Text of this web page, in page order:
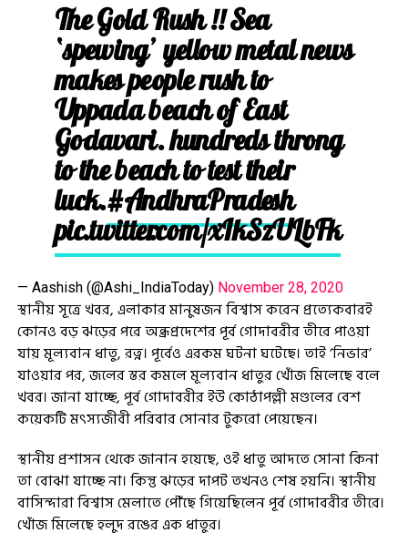
The Gold Rush !! Sea
‘spewing’ yellow metal news
makes people rush to
Uppada beach of East
Godavari. hundreds throng
to the beach to test their
luck.#AndhraPradesh
pic.twitter.com/xIkSzULbFk
— Aashish (@Ashi_IndiaToday) November 28, 2020
স্থানীয় সূত্রে খবর, এলাকার মানুষজন বিশ্বাস করেন প্রত্যেকবারই
কোনও বড় ঝড়ের পরে অন্ধ্রপ্রদেশের পূর্ব গোদাবরীর তীরে পাওয়া
যায় মূল্যবান ধাতু, রত্ন। পূর্বেও এরকম ঘটনা ঘটেছে। তাই ‘নিভার’
যাওয়ার পর, জলের স্তর কমলে মূল্যবান ধাতুর খোঁজ মিলেছে বলে
খবর। জানা যাচ্ছে, পূর্ব গোদাবরীর ইউ কোঠাপল্লী মণ্ডলের বেশ
কয়েকটি মৎস্যজীবী পরিবার সোনার টুকরো পেয়েছেন।
স্থানীয় প্রশাসন থেকে জানান হয়েছে, ওই ধাতু আদতে সোনা কিনা
তা বোঝা যাচ্ছে না। কিন্তু ঝড়ের দাপট তখনও শেষ হয়নি। স্থানীয়
বাসিন্দারা বিশ্বাস মেলাতে পৌঁছে গিয়েছিলেন পূর্ব গোদাবরীর তীরে।
খোঁজ মিলেছে হলুদ রঙের এক ধাতুর।